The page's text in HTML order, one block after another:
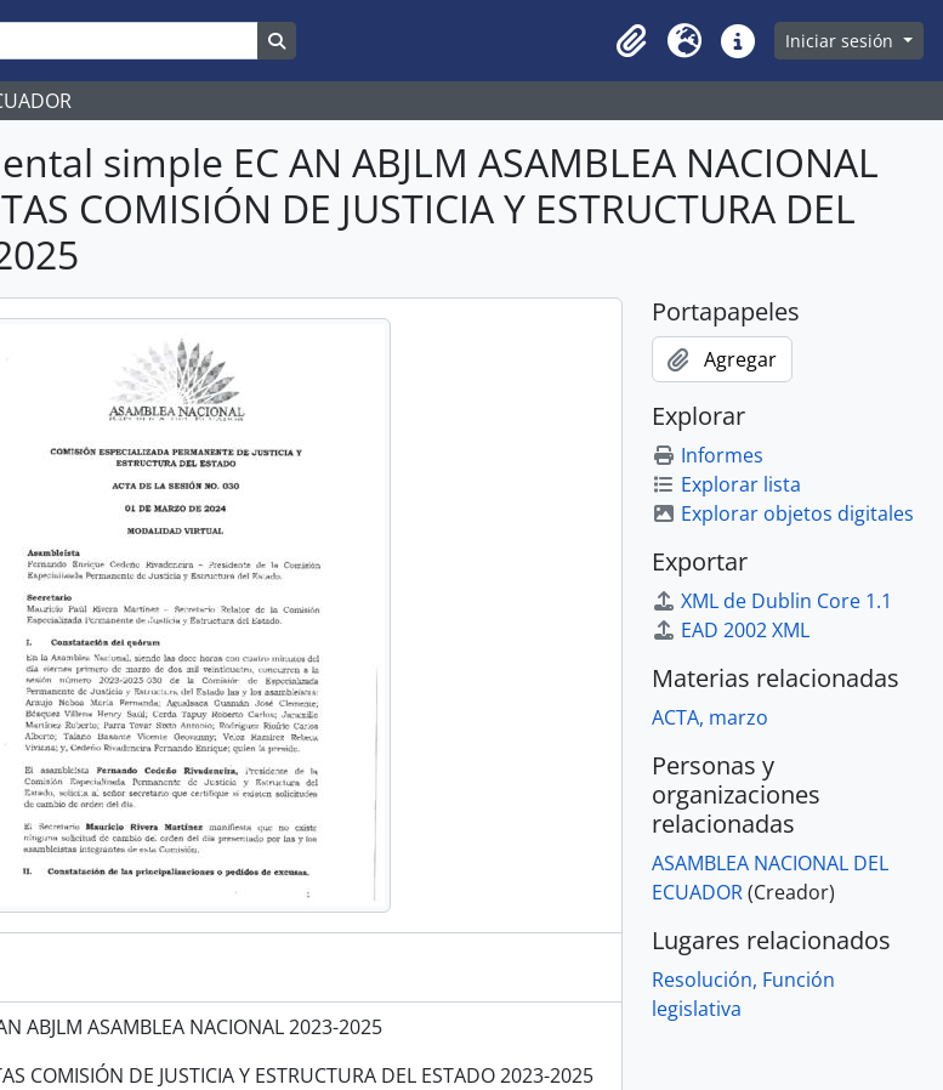
Clipboard
Idioma Enlaces rápidos
Iniciar sesión
simple EC AN ABJLM ASAMBLEA NACIONAL
COMISIÓN DE JUSTICIA Y ESTRUCTURA DEL
ABJLM ASAMBLEA NACIONAL 2023-2025
COMISIÓN DE JUSTICIA Y ESTRUCTURA DEL ESTADO 2023-2025
Portapapeles
Agregar
Explorar
Informes
Explorar lista
Explorar objetos digitales
Exportar
XML de Dublin Core 1.1
EAD 2002 XML
Materias relacionadas
ACTA, marzo
Personas y
organizaciones
relacionadas
ASAMBLEA NACIONAL DEL
ECUADOR(Creador)
Lugares relacionados
Resolución, Función
legislativa